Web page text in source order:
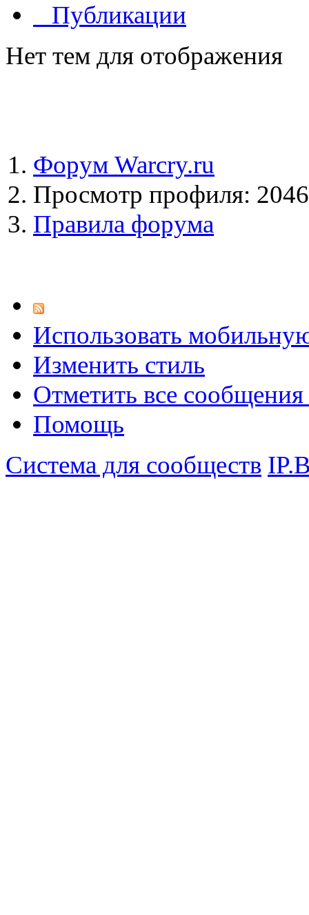
Публикации
Нет тем для отображения
Форум Warcry.ru
Просмотр профиля:
Правила форума
Использовать
Изменить стиль
Отметить все
Помощь
Система для сообществ